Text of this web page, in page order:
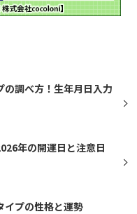
調べ方！生年月日入力
年の開運日と注意日
イプの性格と運勢